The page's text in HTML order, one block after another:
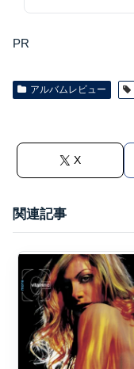
PR
アルバムレビュー
X
関連記事